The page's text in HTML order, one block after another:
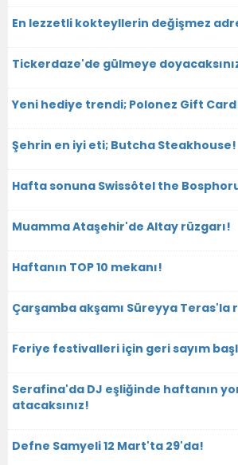
En lezzetli kokteyllerin değişmez
Tickerdaze'de gülmeye
Yeni hediye trendi; Polonez Gift
Şehrin en iyi eti; Butcha Steakhouse!
Hafta sonuna Swissôtel the
Muamma Ataşehir'de Altay rüzgarı!
Haftanın TOP 10 mekanı!
Çarşamba akşamı Süreyya Teras'la
Feriye festivalleri için geri sayım
Serafina'da DJ eşliğinde haftanın
atacaksınız!
Defne Samyeli 12 Mart'ta 29'da!